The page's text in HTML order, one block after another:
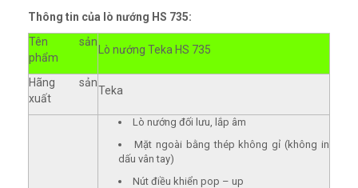
Thông tin của lò nướng HS 735:
Tên sản
phẩm
Lò nướng Teka HS 735
Hãng sản
xuất
Teka
Lò nướng đối lưu, lắp âm
Mặt ngoài bằng thép không gỉ (không in
dấu vân tay)
Nút điều khiển pop – up